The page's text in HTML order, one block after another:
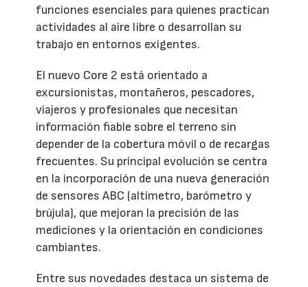
funciones esenciales para quienes practican
actividades al aire libre o desarrollan su
trabajo en entornos exigentes.
El nuevo Core 2 está orientado a
excursionistas, montañeros, pescadores,
viajeros y profesionales que necesitan
información fiable sobre el terreno sin
depender de la cobertura móvil o de recargas
frecuentes. Su principal evolución se centra
en la incorporación de una nueva generación
de sensores ABC (altímetro, barómetro y
brújula), que mejoran la precisión de las
mediciones y la orientación en condiciones
cambiantes.
Entre sus novedades destaca un sistema de